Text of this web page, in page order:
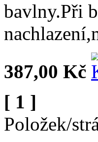
bavlny.Při
387,00 Kč
[ 1 ]
Položek/